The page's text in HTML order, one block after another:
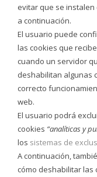
evitar que se instalen
a continuación.
El usuario puede
las cookies que
cuando un servidor
deshabilitan algunas
correcto
web.
El usuario podrá
cookies “analíticas y
los sistemas de
A continuación,
cómo deshabilitar las